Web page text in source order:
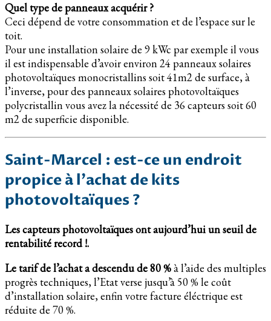
Quel type de panneaux acquérir ?
Ceci dépend de votre consommation et de l’espace sur le
toit.
Pour une installation solaire de 9 kWc par exemple il vous
il est indispensable d’avoir environ 24 panneaux solaires
photovoltaïques monocristallins soit 41m2 de surface, à
l’inverse, pour des panneaux solaires photovoltaïques
polycristallin vous avez la nécessité de 36 capteurs soit 60
m2 de superficie disponible.
Saint-Marcel : est-ce un endroit
propice à l’achat de kits
photovoltaïques ?
Les capteurs photovoltaïques ont aujourd’hui un seuil de
rentabilité record !.
Le tarif de l’achat a descendu de 80 %à l’aide des multiples
progrès techniques, l’Etat verse jusqu’à 50 % le coût
d’installation solaire, enfin votre facture éléctrique est
réduite de 70 %.